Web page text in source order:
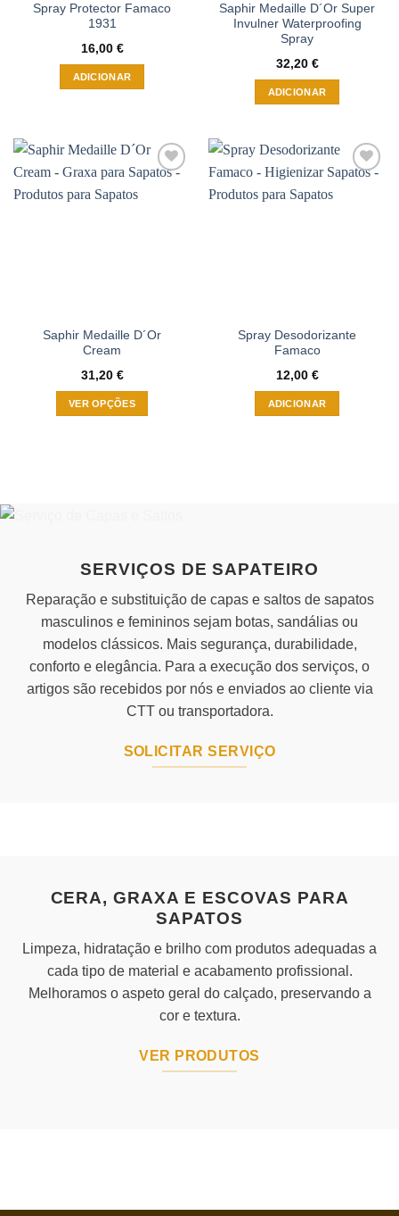
Spray Protector Famaco
1931
16,00 €
ADICIONAR
Saphir Medaille D´Or Super
Invulner Waterproofing
Spray
32,20 €
ADICIONAR
à wishlist
Saphir Medaille D´Or
Cream
31,20 €
VER OPÇÕES
be
chosen
the
product
page
à wishlist
Spray Desodorizante
Famaco
12,00 €
ADICIONAR
SERVIÇOS DE SAPATEIRO
Reparação e substituição de capas e saltos de sapatos
masculinos e femininos sejam botas, sandálias ou
modelos clássicos. Mais segurança, durabilidade,
conforto e elegância. Para a execução dos serviços, o
artigos são recebidos por nós e enviados ao cliente via
CTT ou transportadora.
SOLICITAR SERVIÇO
CERA, GRAXA E ESCOVAS PARA
SAPATOS
Limpeza, hidratação e brilho com produtos adequadas a
cada tipo de material e acabamento profissional.
Melhoramos o aspeto geral do calçado, preservando a
cor e textura.
VER PRODUTOS